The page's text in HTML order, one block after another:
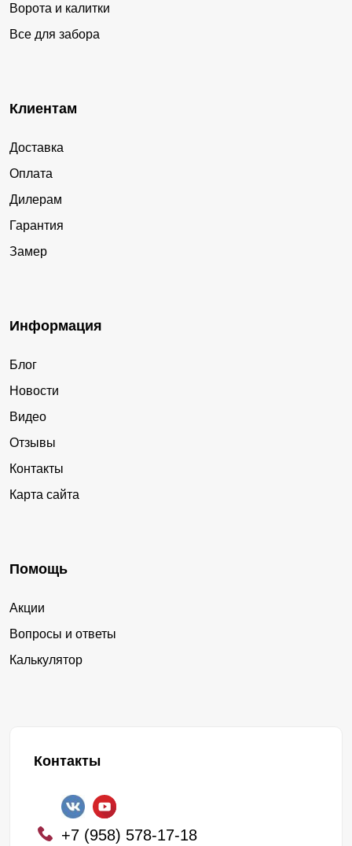
Ворота и калитки
Все для забора
Клиентам
Доставка
Оплата
Дилерам
Гарантия
Замер
Информация
Блог
Новости
Видео
Отзывы
Контакты
Карта сайта
Помощь
Акции
Вопросы и ответы
Калькулятор
Контакты
+7 (958) 578-17-18